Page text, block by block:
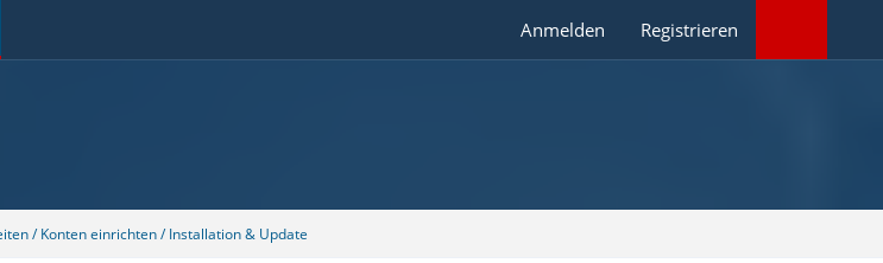
Anmelden Registrieren
/ Konten einrichten / Installation & Update